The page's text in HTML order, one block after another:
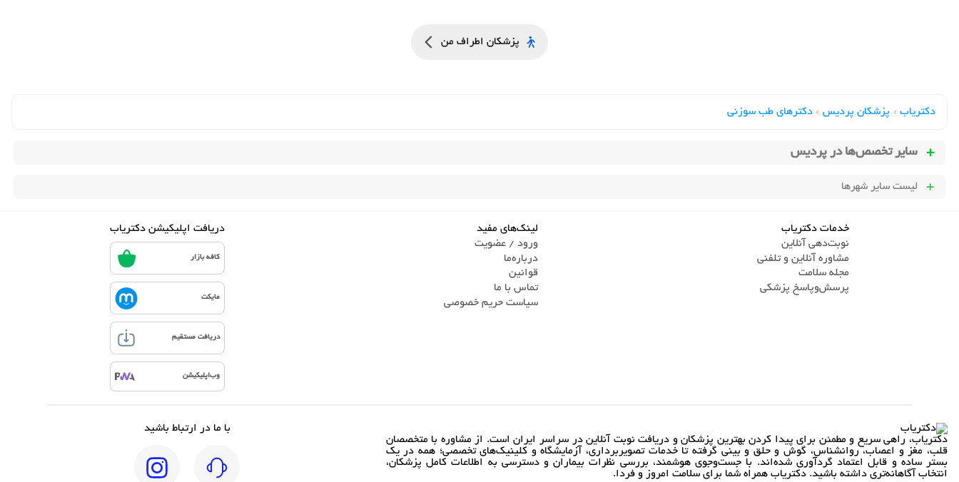
پزشکان اطراف من
دکتریاب › پزشکان پردیس › دکترهای طب سوزني
سایر تخصص‌ها در پردیس
لیست سایر شهرها
خدمات دکتریاب
نوبت‌دهی آنلاین
مشاوره آنلاین و تلفنی
مجله سلامت
پرسش‌و‌پاسخ پزشکی
لینک‌های مفید
ورود / عضویت
درباره‌ما
قوانین
تماس ‌با ما
سیاست حریم خصوصی
دریافت اپلیکیشن دکتریاب
کافه بازار
مایکت
دریافت مستقیم
وب‌اپلیکیشن
دکتریاب، راهی سریع و مطمئن برای پیدا کردن بهترین پزشکان و دریافت نوبت آنلاین در سراسر ایران است. از مشاوره با متخصصان
قلب، مغز و اعصاب، روانشناس، گوش و حلق و بینی گرفته تا خدمات تصویربرداری، آزمایشگاه و کلینیک‌های تخصصی؛ همه در یک
بستر ساده و قابل اعتماد گردآوری شده‌اند. با جست‌وجوی هوشمند، بررسی نظرات بیماران و دسترسی به اطلاعات کامل پزشکان،
انتخاب آگاهانه‌تری داشته باشید. دکتریاب همراه شما برای سلامت امروز و فردا.
با ما در ارتباط باشید